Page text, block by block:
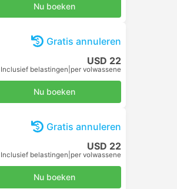
Nu boeken
Gratis annuleren
USD 22
Inclusief belastingen per volwassene
Nu boeken
Gratis annuleren
USD 22
Inclusief belastingen per volwassene
Nu boeken